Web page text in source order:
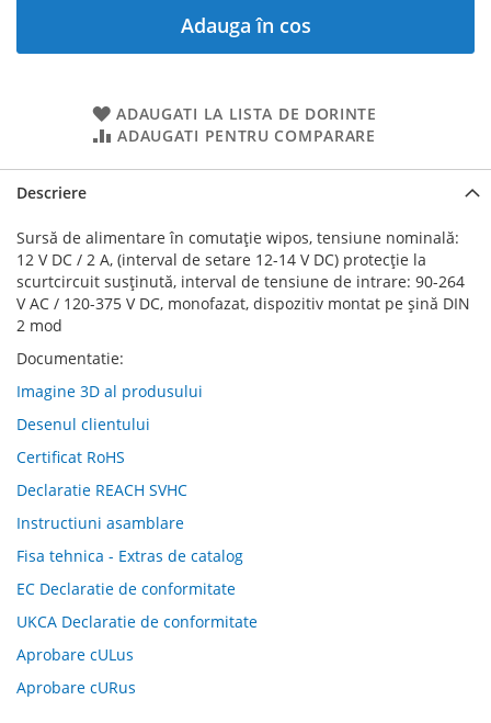
Adauga în cos
ADAUGATI LA LISTA DE DORINTE
ADAUGATI PENTRU COMPARARE
Descriere
Sursă de alimentare în comutație wipos, tensiune nominală:
12 V DC / 2 A, (interval de setare 12-14 V DC) protecție la
scurtcircuit susținută, interval de tensiune de intrare: 90-264
V AC / 120-375 V DC, monofazat, dispozitiv montat pe șină DIN
2 mod
Documentatie:
Imagine 3D al produsului
Desenul clientului
Certificat RoHS
Declaratie REACH SVHC
Instructiuni asamblare
Fisa tehnica - Extras de catalog
EC Declaratie de conformitate
UKCA Declaratie de conformitate
Aprobare cULus
Aprobare cURus